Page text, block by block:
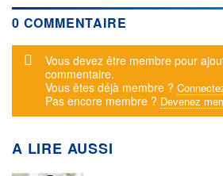
0 COMMENTAIRE
Message d'alerte
Vous devez être membre pour
commentaire.
Vous êtes déjà membre ?
Pas encore membre ? Devenez
A LIRE AUSSI